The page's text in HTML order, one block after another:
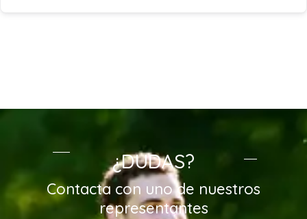
¿DUDAS?
Contacta con uno de nuestros
representantes